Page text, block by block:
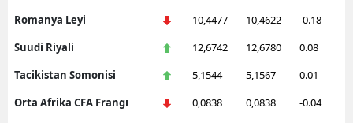
Romanya Leyi
10,4477 10,4622
-0.18
Suudi Riyali
12,6742 12,6780
0.08
Tacikistan Somonisi
5,1544 5,1567
0.01
Orta Afrika CFA Frangı
0,0838 0,0838
-0.04